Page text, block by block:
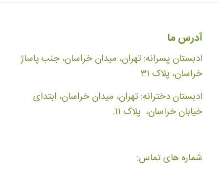
آدرس ما
ادبستان پسرانه: تهران، میدان خراسان، جنب پاساژ
خراسان، پلاک ۳۱
ادبستان دخترانه: تهران، میدان خراسان، ابتدای
خیابان خراسان، پلاک ۱۱.
شماره های تماس: